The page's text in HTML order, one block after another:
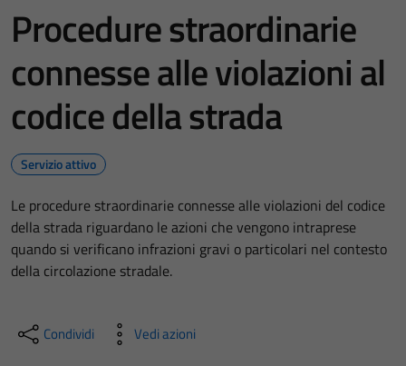
Procedure straordinarie
connesse alle violazioni al
codice della strada
Servizio attivo
Le procedure straordinarie connesse alle violazioni del codice
della strada riguardano le azioni che vengono intraprese
quando si verificano infrazioni gravi o particolari nel contesto
della circolazione stradale.
Condividi Vedi azioni